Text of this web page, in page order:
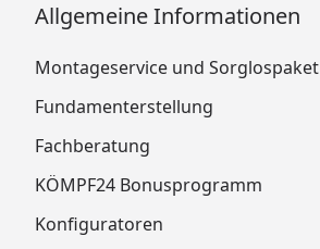
Allgemeine Informationen
Montageservice und Sorglospaket
Fundamenterstellung
Fachberatung
KÖMPF24 Bonusprogramm
Konfiguratoren